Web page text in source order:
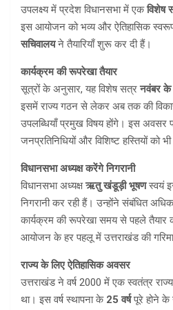
उपलक्ष्य में प्रदेश विधानसभा में एकविशेष
इस आयोजन को भव्य और ऐतिहासिक
सचिवालयने तैयारियाँ शुरू कर दी हैं।
कार्यक्रम की रूपरेखा तैयार
सूत्रों के अनुसार, यह विशेष सत्रनवंबर के
इसमें राज्य गठन से लेकर अब तक की
उपलब्धियाँ प्रमुख विषय होंगे। इस अवसर
जनप्रतिनिधियों और विशिष्ट हस्तियों को
विधानसभा अध्यक्ष करेंगे निगरानी
विधानसभा अध्यक्षऋतु खंडूड़ी भूषणस्वयं
निगरानी कर रही हैं। उन्होंने संबंधित
कार्यक्रम की रूपरेखा समय से पहले तैयार
आयोजन के हर पहलू में उत्तराखंड की
राज्य के लिए ऐतिहासिक अवसर
उत्तराखंड ने वर्ष 2000 में एक स्वतंत्र
था। इस वर्ष स्थापना के 25 वर्षपूरे होने के